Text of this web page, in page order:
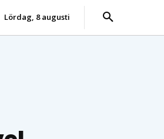
lördag, 8 augusti